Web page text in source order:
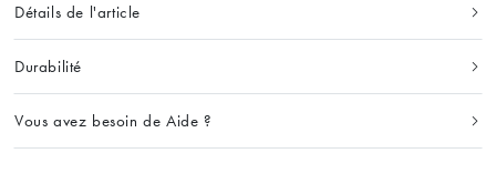
Détails de l'article
Durabilité
Vous avez besoin de Aide ?